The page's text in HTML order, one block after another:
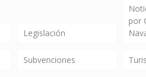
Legislación
por
Subvenciones